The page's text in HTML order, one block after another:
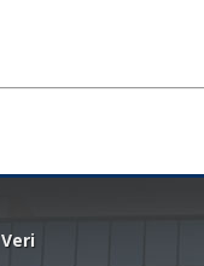
Veri